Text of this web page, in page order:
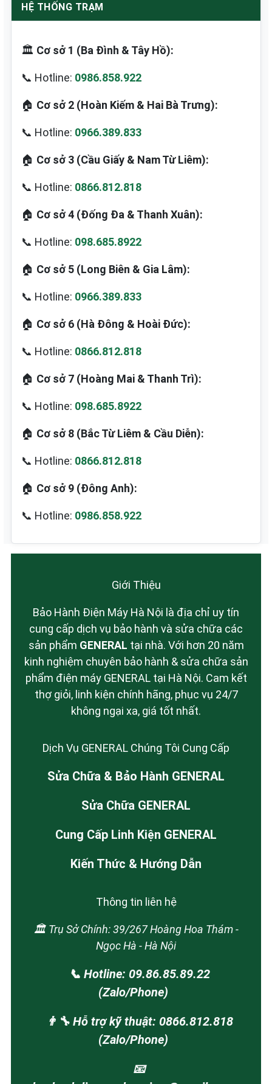
HỆ THỐNG TRẠM
🏛️ Cơ sở 1 (Ba Đình & Tây Hồ):
📞 Hotline: 0986.858.922
🏠 Cơ sở 2 (Hoàn Kiếm & Hai Bà Trưng):
📞 Hotline: 0966.389.833
🏠 Cơ sở 3 (Cầu Giấy & Nam Từ Liêm):
📞 Hotline: 0866.812.818
🏠 Cơ sở 4 (Đống Đa & Thanh Xuân):
📞 Hotline: 098.685.8922
🏠 Cơ sở 5 (Long Biên & Gia Lâm):
📞 Hotline: 0966.389.833
🏠 Cơ sở 6 (Hà Đông & Hoài Đức):
📞 Hotline: 0866.812.818
🏠 Cơ sở 7 (Hoàng Mai & Thanh Trì):
📞 Hotline: 098.685.8922
🏠 Cơ sở 8 (Bắc Từ Liêm & Cầu Diễn):
📞 Hotline: 0866.812.818
🏠 Cơ sở 9 (Đông Anh):
📞 Hotline: 0986.858.922
Giới Thiệu
Bảo Hành Điện Máy Hà Nội là địa chỉ uy tín
cung cấp dịch vụ bảo hành và sửa chữa các
sản phẩm GENERAL tại nhà. Với hơn 20 năm
kinh nghiệm chuyên bảo hành & sửa chữa sản
phẩm điện máy GENERAL tại Hà Nội. Cam kết
thợ giỏi, linh kiện chính hãng, phục vụ 24/7
không ngại xa, giá tốt nhất.
Dịch Vụ GENERAL Chúng Tôi Cung Cấp
Sửa Chữa & Bảo Hành GENERAL
Sửa Chữa GENERAL
Cung Cấp Linh Kiện GENERAL
Kiến Thức & Hướng Dẫn
Thông tin liên hệ
🏛️ Trụ Sở Chính: 39/267 Hoàng Hoa Thám -
Ngọc Hà - Hà Nội
📞 Hotline: 09.86.85.89.22
(Zalo/Phone)
👨‍🔧 Hỗ trợ kỹ thuật: 0866.812.818
(Zalo/Phone)
📧